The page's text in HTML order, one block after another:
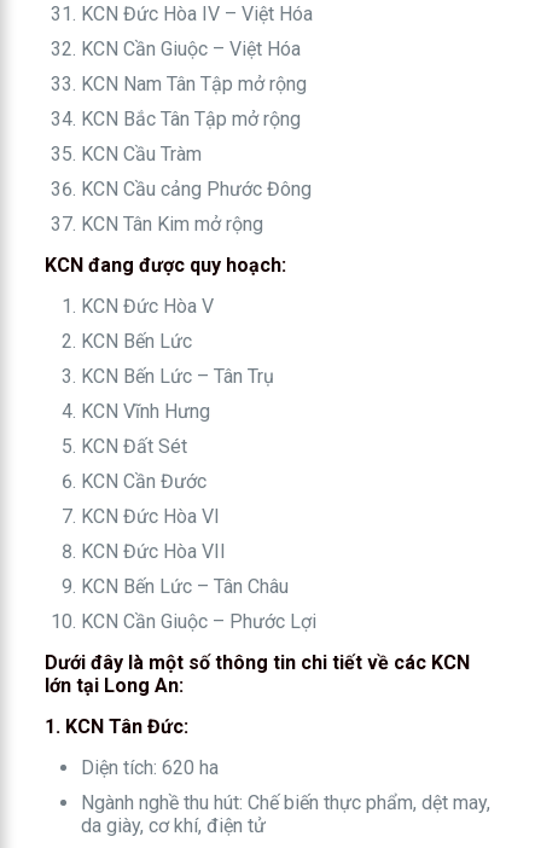
KCN Đức Hòa IV – Việt Hóa
KCN Cần Giuộc – Việt Hóa
KCN Nam Tân Tập mở rộng
KCN Bắc Tân Tập mở rộng
KCN Cầu Tràm
KCN Cầu cảng Phước Đông
KCN Tân Kim mở rộng
KCN đang được quy hoạch:
KCN Đức Hòa V
KCN Bến Lức
KCN Bến Lức – Tân Trụ
KCN Vĩnh Hưng
KCN Đất Sét
KCN Cần Đước
KCN Đức Hòa VI
KCN Đức Hòa VII
KCN Bến Lức – Tân Châu
KCN Cần Giuộc – Phước Lợi
Dưới đây là một số thông tin chi tiết về các KCN
lớn tại Long An:
1. KCN Tân Đức:
Diện tích: 620 ha
Ngành nghề thu hút: Chế biến thực phẩm, dệt may,
da giày, cơ khí, điện tử